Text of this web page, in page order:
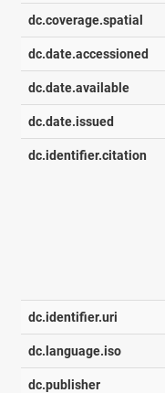
dc.coverage.spatial
dc.date.accessioned
dc.date.available
dc.date.issued
dc.identifier.citation
dc.identifier.uri
dc.language.iso
dc.publisher